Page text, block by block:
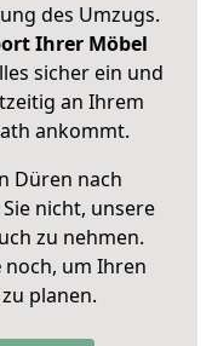
des Umzugs.
Ihrer Möbel
sicher ein und
an Ihrem
ankommt.
Düren nach
nicht, unsere
zu nehmen.
noch, um Ihren
zu planen.